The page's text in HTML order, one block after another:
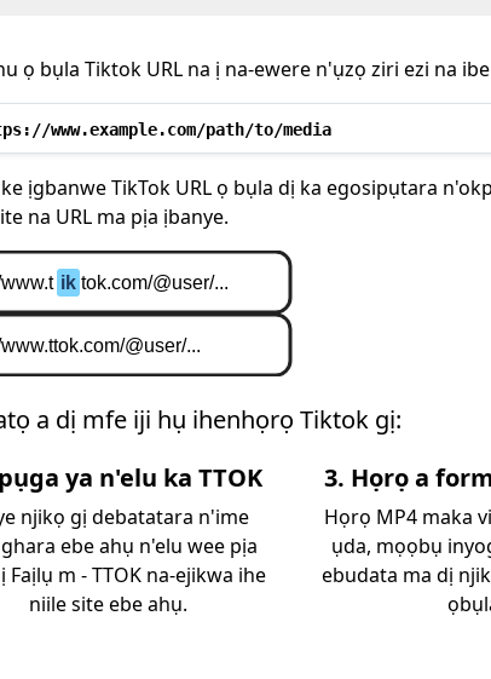
ọ bụla Tiktok URL na ị na-ewere n'ụzọ ziri ezi na
www.example.com/path/to/media
ịgbanwe TikTok URL ọ bụla dị ka egosipụtara
na URL ma pịa ịbanye.
a dị mfe iji hụ ihenhọrọ Tiktok gị:
ya n'elu ka TTOK
njikọ gị debatatara n'ime
ebe ahụ n'elu wee pịa
Faịlụ m - TTOK na-ejikwa ihe
niile site ebe ahụ.
3. Họrọ a
Họrọ MP4 maka
ụda, mọọbụ
ebudata ma dị